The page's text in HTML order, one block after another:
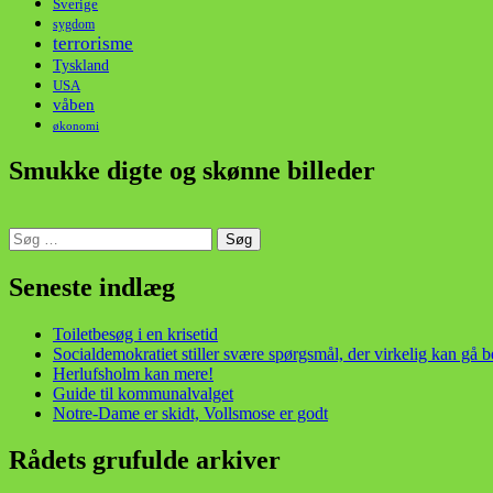
Sverige
sygdom
terrorisme
Tyskland
USA
våben
økonomi
Smukke digte og skønne billeder
Søg
efter:
Seneste indlæg
Toiletbesøg i en krisetid
Socialdemokratiet stiller svære spørgsmål, der virkelig kan gå
Herlufsholm kan mere!
Guide til kommunalvalget
Notre-Dame er skidt, Vollsmose er godt
Rådets grufulde arkiver